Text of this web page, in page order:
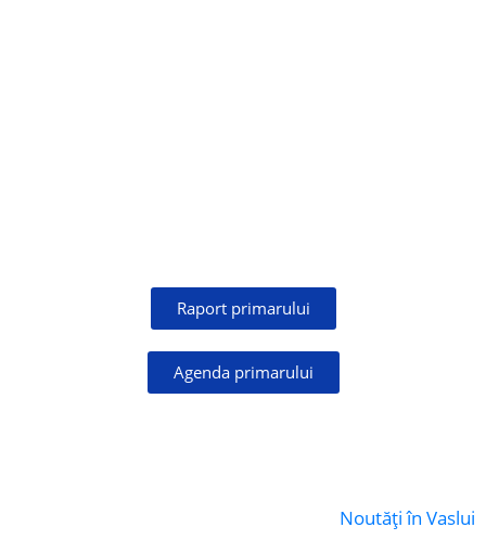
Raport primarului
Agenda primarului
Noutăți în Vaslui